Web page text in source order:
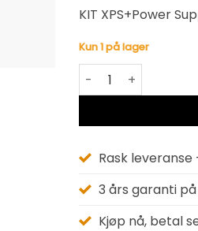
KIT XPS+Power
Kun 1 på lager
LED & POWER
Alternative:
Rask
3 års garanti
Kjøp nå, betal